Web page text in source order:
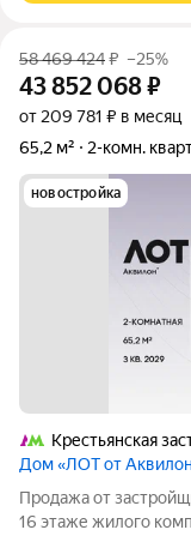
58 469 424₽ –25%
43 852 068₽
от 209 781 ₽ в месяц
65,2 м²
2-комн.
новостройка
Крестьянская
Дом «ЛОТ от
Продажа от
16 этаже жилого